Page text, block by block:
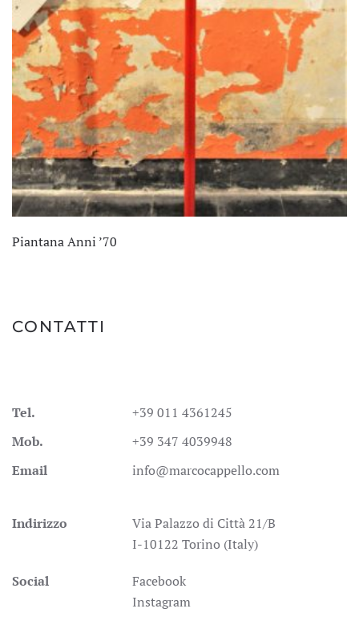
Piantana Anni ’70
CONTATTI
Tel.
+39 011 4361245
Mob.
+39 347 4039948
Email
info@marcocappello.com
Indirizzo
Via Palazzo di Città 21/B
I-10122 Torino (Italy)
Social
Facebook
Instagram